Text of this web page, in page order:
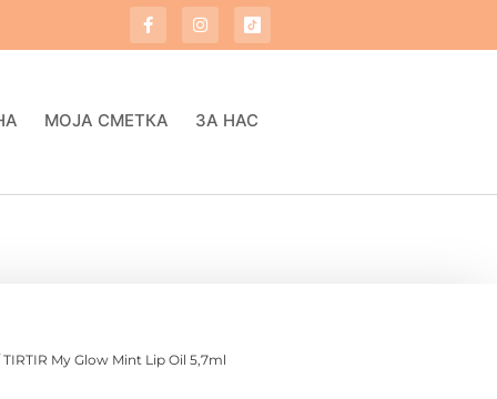
МОЈА СМЕТКА ЗА НАС
TIRTIR My Glow Mint Lip Oil 5,7ml